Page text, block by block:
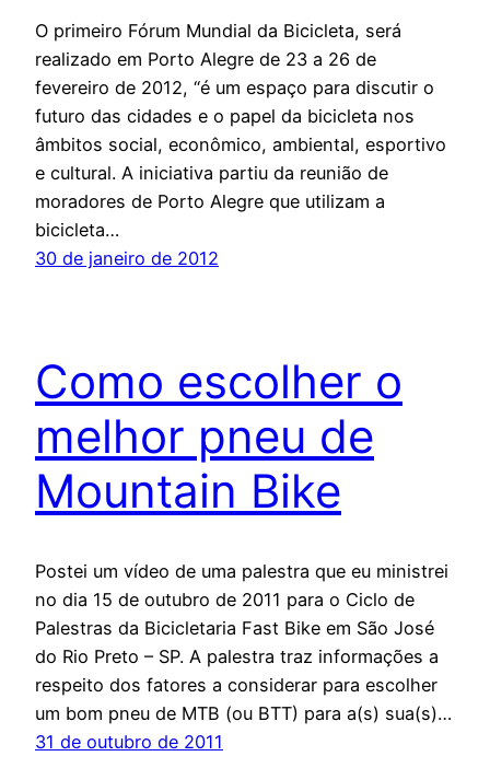
O primeiro Fórum Mundial da Bicicleta, será
realizado em Porto Alegre de 23 a 26 de
fevereiro de 2012, “é um espaço para discutir o
futuro das cidades e o papel da bicicleta nos
âmbitos social, econômico, ambiental, esportivo
e cultural. A iniciativa partiu da reunião de
moradores de Porto Alegre que utilizam a
bicicleta…
30 de janeiro de 2012
Como escolher o
melhor pneu de
Mountain Bike
Postei um vídeo de uma palestra que eu ministrei
no dia 15 de outubro de 2011 para o Ciclo de
Palestras da Bicicletaria Fast Bike em São José
do Rio Preto – SP. A palestra traz informações a
respeito dos fatores a considerar para escolher
um bom pneu de MTB (ou BTT) para a(s) sua(s)…
31 de outubro de 2011